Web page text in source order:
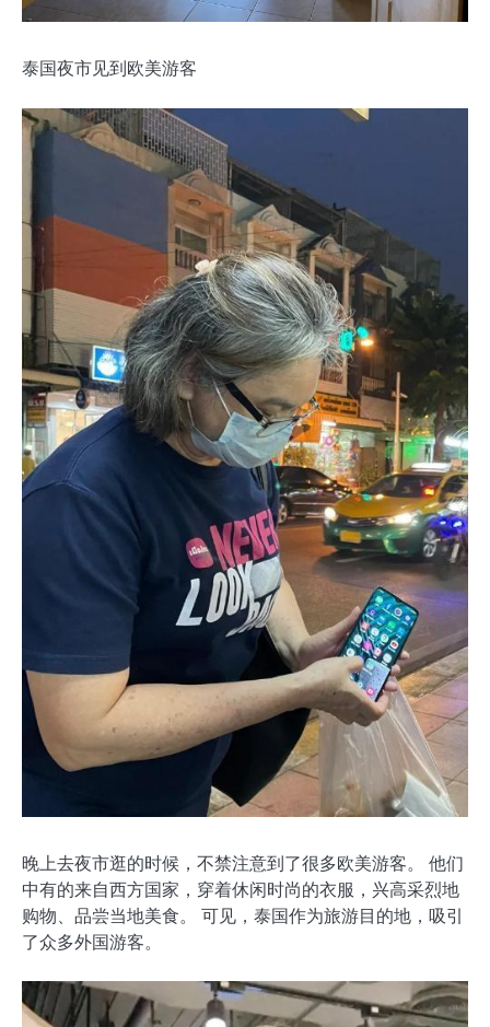
泰国夜市见到欧美游客
晚上去夜市逛的时候，不禁注意到了很多欧美游客。 他们
中有的来自西方国家，穿着休闲时尚的衣服，兴高采烈地
购物、品尝当地美食。 可见，泰国作为旅游目的地，吸引
了众多外国游客。